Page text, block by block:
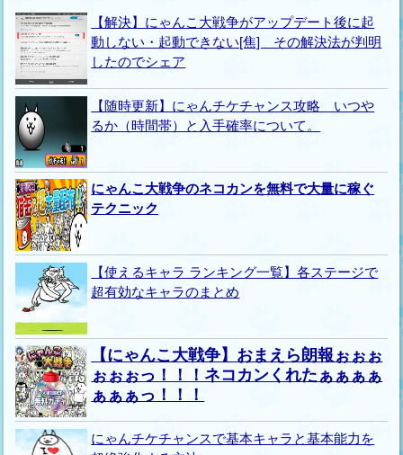
【解決】にゃんこ大戦争がアップデート後に起
動しない・起動できない[焦] その解決法が判明
したのでシェア
【随時更新】にゃんチケチャンス攻略 いつや
るか（時間帯）と入手確率について。
にゃんこ大戦争のネコカンを無料で大量に稼ぐ
テクニック
【使えるキャラ ランキング一覧】各ステージで
超有効なキャラのまとめ
【にゃんこ大戦争】おまえら朗報ぉぉぉ
ぉぉぉっ！！！ネコカンくれたぁぁぁぁ
ぁぁぁっ！！！
にゃんチケチャンスで基本キャラと基本能力を